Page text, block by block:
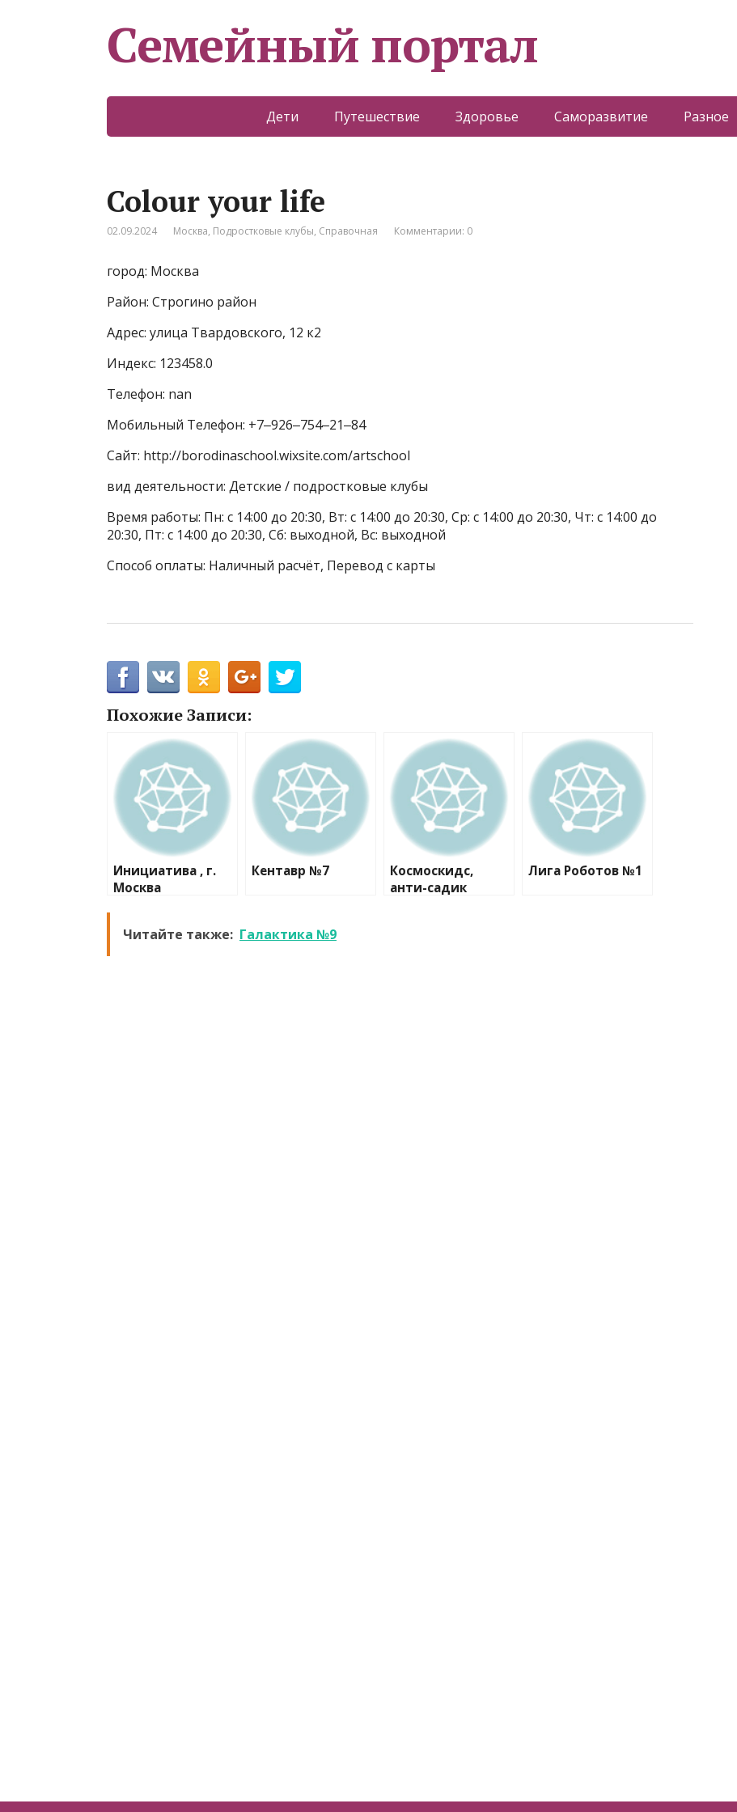
Семейный портал
Дети Путешествие Здоровье Саморазвитие Разное
Colour your life
02.09.2024 Москва, Подростковые клубы, Справочная Комментарии: 0
город: Москва
Район: Строгино район
Адрес: улица Твардовского, 12 к2
Индекс: 123458.0
Телефон: nan
Мобильный Телефон: +7‒926‒754‒21‒84
Сайт: http://borodinaschool.wixsite.com/artschool
вид деятельности: Детские / подростковые клубы
Время работы: Пн: с 14:00 до 20:30, Вт: с 14:00 до 20:30, Ср: с 14:00 до 20:30, Чт: с 14:00 до
20:30, Пт: с 14:00 до 20:30, Сб: выходной, Вс: выходной
Способ оплаты: Наличный расчёт, Перевод с карты
Похожие Записи:
Инициатива , г.
Москва
Кентавр №7
Космоскидс,
анти-садик
Лига Роботов №1
Читайте также: Галактика №9